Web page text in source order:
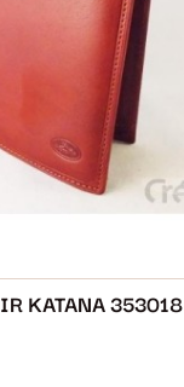
KATANA 353018